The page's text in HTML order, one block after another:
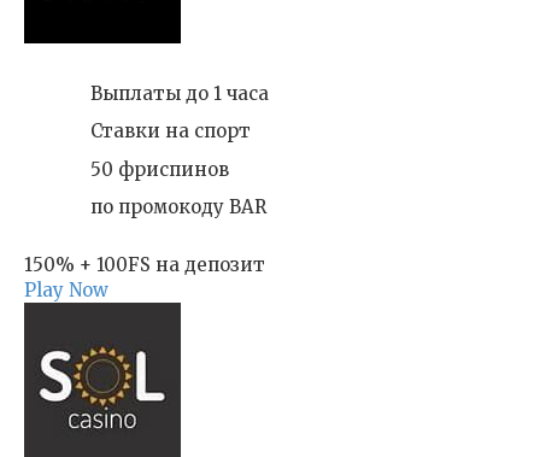
Выплаты до 1 часа
Ставки на спорт
50 фриспинов
по промокоду BAR
150% + 100FS на депозит
Play Now